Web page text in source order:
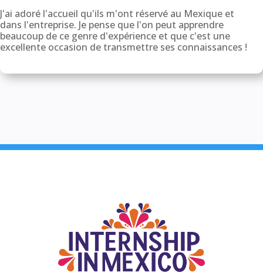
J'ai adoré l'accueil qu'ils m'ont réservé au Mexique et
dans l'entreprise. Je pense que l'on peut apprendre
beaucoup de ce genre d'expérience et que c'est une
excellente occasion de transmettre ses connaissances !